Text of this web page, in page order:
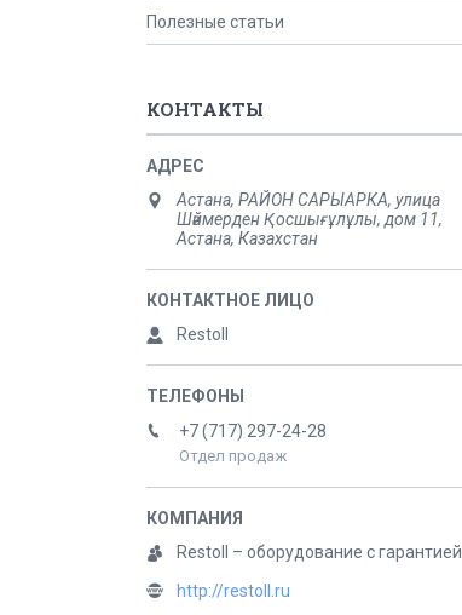
Полезные статьи
КОНТАКТЫ
Астана, РАЙОН САРЫАРКА, улица
Шәймерден Қосшығұлұлы, дом 11,
Астана, Казахстан
Restoll
+7 (717) 297-24-28
Отдел продаж
Restoll – оборудование с гарантией
http://restoll.ru